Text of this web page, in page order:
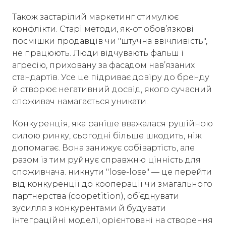
Також застарілий маркетинг стимулює
конфлікти. Старі методи, як-от обов’язкові
посмішки продавців чи "штучна ввічливість",
не працюють. Люди відчувають фальш і
агресію, приховану за фасадом нав’язаних
стандартів. Усе це підриває довіру до бренду
й створює негативний досвід, якого сучасний
споживач намагається уникати.
Конкуренція, яка раніше вважалася рушійною
силою ринку, сьогодні більше шкодить, ніж
допомагає. Вона занижує собівартість, але
разом із тим руйнує справжню цінність для
споживчача. никнути "lose-lose" — це перейти
від конкуренції до кооперації чи змагального
партнерства (coopetition), об’єднувати
зусилля з конкурентами й будувати
інтеграційні моделі, орієнтовані на створення